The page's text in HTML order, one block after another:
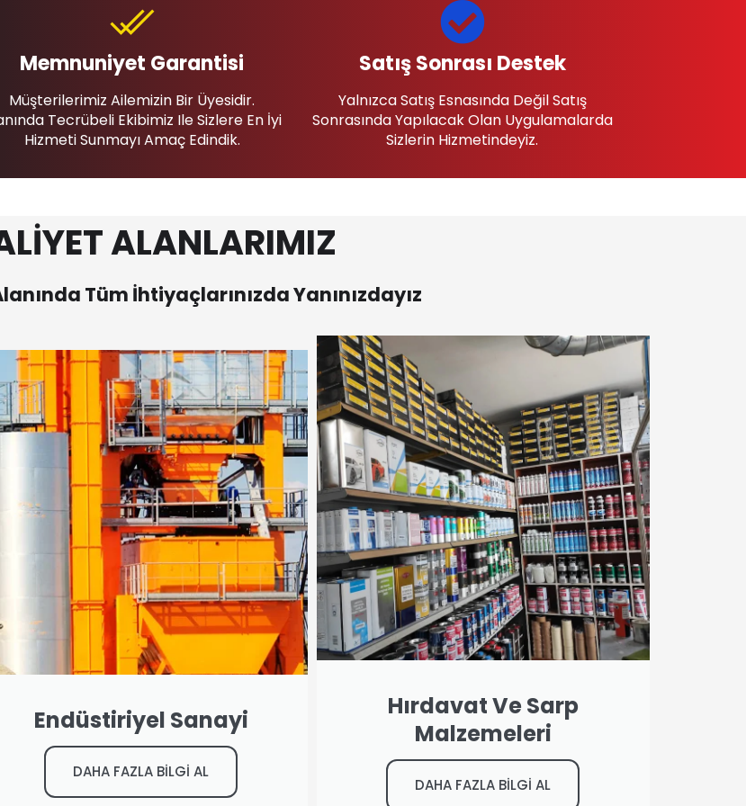
Memnuniyet Garantisi
Müşterilerimiz Ailemizin Bir Üyesidir.
Tecrübeli Ekibimiz Ile Sizlere En İyi
Hizmeti Sunmayı Amaç Edindik.
Satış Sonrası Destek
Yalnızca Satış Esnasında Değil Satış
Sonrasında Yapılacak Olan Uygulamalarda
Sizlerin Hizmetindeyiz.
ALANLARIMIZ
Tüm İhtiyaçlarınızda Yanınızdayız
Endüstiriyel Sanayi
DAHA FAZLA BİLGİ AL
Hırdavat Ve Sarp
Malzemeleri
DAHA FAZLA BİLGİ AL